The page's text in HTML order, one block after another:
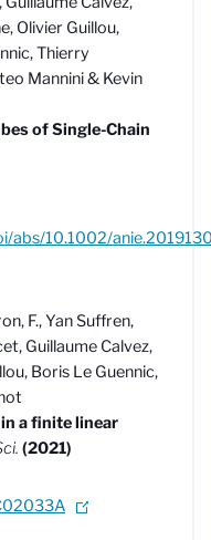
Olivier Guillou,
Thierry
Mannini & Kevin
of Single-Chain
abs/10.1002/
F., Yan Suffren,
Guillaume Calvez,
Boris Le Guennic,
a finite linear
(2021)